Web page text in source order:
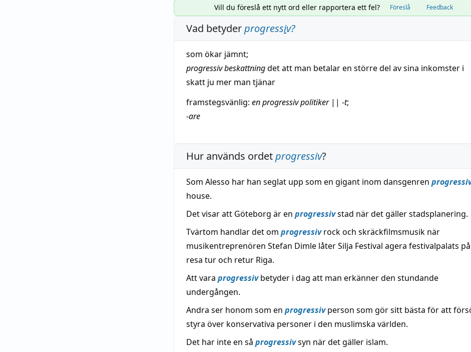
Vill du föreslå ett nytt ord eller rapportera ett fel? Föreslå Feedback
Vad betyderprogressiv?
som ökar jämnt;
progressivbeskattningdet att man betalar en större del av sina inkomster i
skatt ju mer man tjänar
framstegsvänlig: en progressivpolitiker|| -t;
-are
Hur används ordetprogressiv?
Som Alesso har han seglat upp som en gigant inom dansgenren
house.
Det visar att Göteborg är en progressivstad när det gäller stadsplanering.
Tvärtom handlar det om progressivrock och skräckfilmsmusik när
musikentreprenören Stefan Dimle låter Silja Festival agera festivalpalats
resa tur och retur Riga.
Att vara progressivbetyder i dag att man erkänner den stundande
undergången.
Andra ser honom som en progressivperson som gör sitt bästa för att
styra över konservativa personer i den muslimska världen.
Det har inte en så progressivsyn när det gäller islam.